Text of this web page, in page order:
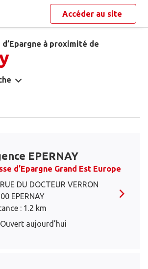
Accéder au site
d’Epargne à proximité de
EPERNAY
d’Epargne Grand Est Europe
DU DOCTEUR VERRON
EPERNAY
: 1.2 km
Ouvert aujourd’hui